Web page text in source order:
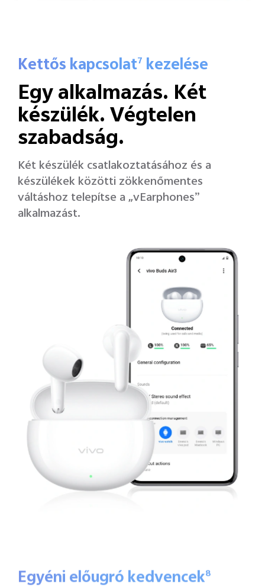
Kettős kapcsolat7 kezelése
Egy alkalmazás. Két
készülék.Végtelen
szabadság.
Két készülék csatlakoztatásához és a
készülékek közötti zökkenőmentes
váltáshoz telepítse a „vEarphones”
alkalmazást.
Egyéni előugró kedvencek8